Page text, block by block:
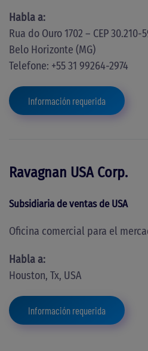
Habla a:
Rua do Ouro 1702 – CEP 30.210-
Belo Horizonte (MG)
Telefone: +55 31 99264-2974
Información requerida
Ravagnan USA Corp.
Subsidiaria de ventas de USA
Oficina comercial para el
Habla a:
Houston, Tx, USA
Información requerida